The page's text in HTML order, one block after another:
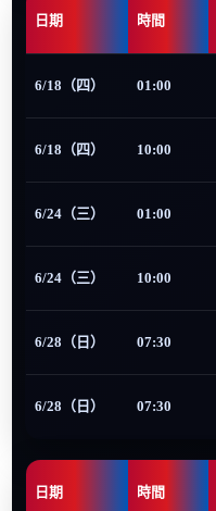
日期 時間
6/18（四） 01:00
6/18（四） 10:00
6/24（三） 01:00
6/24（三） 10:00
6/28（日） 07:30
6/28（日） 07:30
日期 時間